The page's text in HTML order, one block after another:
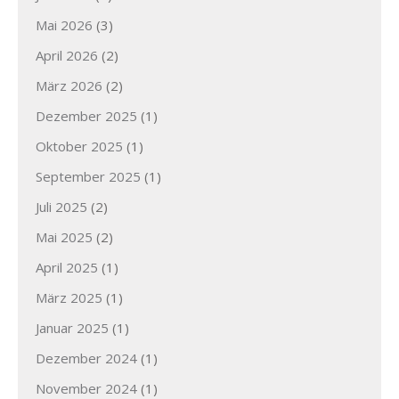
Mai 2026 (3)
April 2026 (2)
März 2026 (2)
Dezember 2025 (1)
Oktober 2025 (1)
September 2025 (1)
Juli 2025 (2)
Mai 2025 (2)
April 2025 (1)
März 2025 (1)
Januar 2025 (1)
Dezember 2024 (1)
November 2024 (1)